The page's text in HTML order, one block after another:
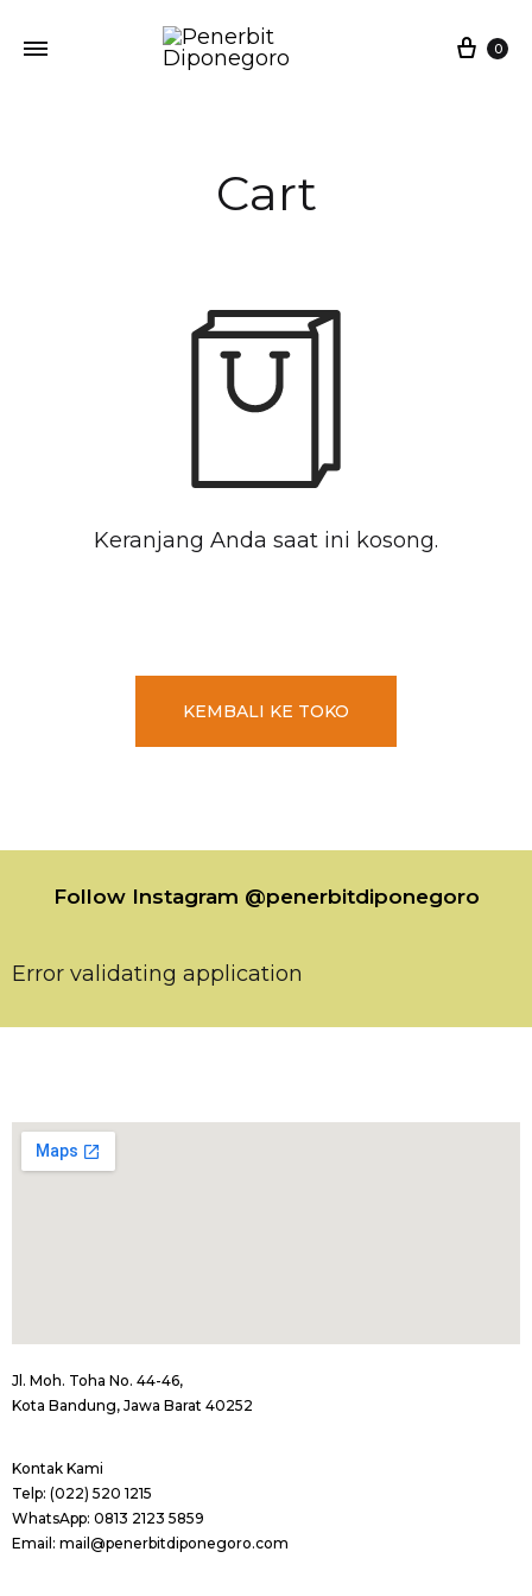
0
Cart
Keranjang Anda saat ini kosong.
KEMBALI KE TOKO
Follow Instagram @penerbitdiponegoro
Error validating application
Jl. Moh. Toha No. 44-46,
Kota Bandung, Jawa Barat 40252
Kontak Kami
Telp: (022) 520 1215
WhatsApp: 0813 2123 5859
Email: mail@penerbitdiponegoro.com